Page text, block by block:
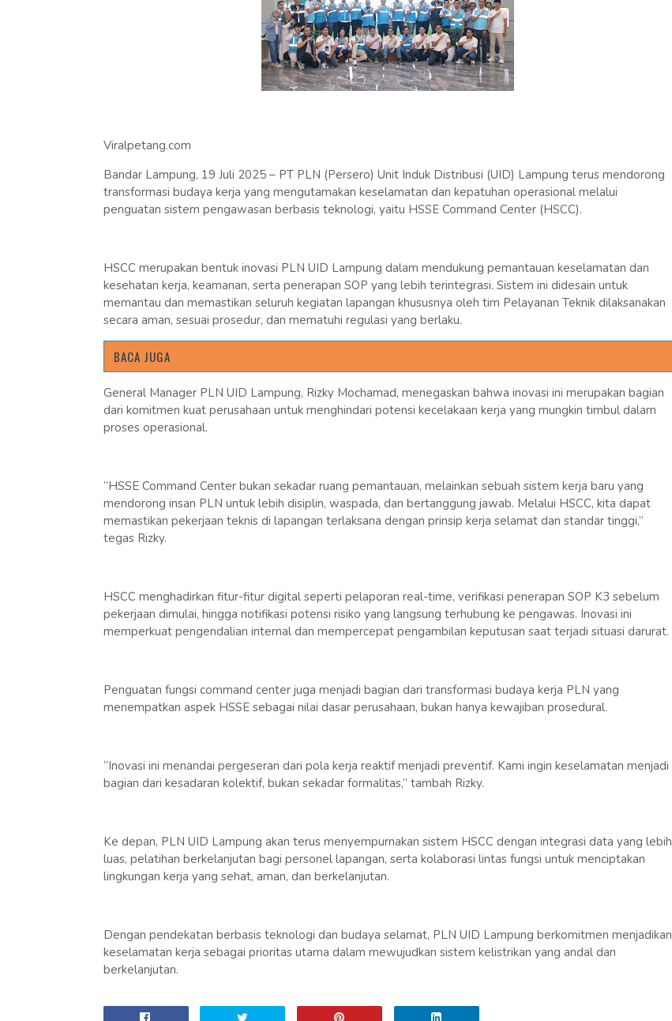
Viralpetang.com
Bandar Lampung, 19 Juli 2025 – PT PLN (Persero) Unit Induk Distribusi (UID) Lampung terus mendorong
transformasi budaya kerja yang mengutamakan keselamatan dan kepatuhan operasional melalui
penguatan sistem pengawasan berbasis teknologi, yaitu HSSE Command Center (HSCC).
HSCC merupakan bentuk inovasi PLN UID Lampung dalam mendukung pemantauan keselamatan dan
kesehatan kerja, keamanan, serta penerapan SOP yang lebih terintegrasi. Sistem ini didesain untuk
memantau dan memastikan seluruh kegiatan lapangan khususnya oleh tim Pelayanan Teknik dilaksanakan
secara aman, sesuai prosedur, dan mematuhi regulasi yang berlaku.
BACA JUGA
General Manager PLN UID Lampung, Rizky Mochamad, menegaskan bahwa inovasi ini merupakan bagian
dari komitmen kuat perusahaan untuk menghindari potensi kecelakaan kerja yang mungkin timbul dalam
proses operasional.
“HSSE Command Center bukan sekadar ruang pemantauan, melainkan sebuah sistem kerja baru yang
mendorong insan PLN untuk lebih disiplin, waspada, dan bertanggung jawab. Melalui HSCC, kita dapat
memastikan pekerjaan teknis di lapangan terlaksana dengan prinsip kerja selamat dan standar tinggi,”
tegas Rizky.
HSCC menghadirkan fitur-fitur digital seperti pelaporan real-time, verifikasi penerapan SOP K3 sebelum
pekerjaan dimulai, hingga notifikasi potensi risiko yang langsung terhubung ke pengawas. Inovasi ini
memperkuat pengendalian internal dan mempercepat pengambilan keputusan saat terjadi situasi darurat.
Penguatan fungsi command center juga menjadi bagian dari transformasi budaya kerja PLN yang
menempatkan aspek HSSE sebagai nilai dasar perusahaan, bukan hanya kewajiban prosedural.
“Inovasi ini menandai pergeseran dari pola kerja reaktif menjadi preventif. Kami ingin keselamatan menjadi
bagian dari kesadaran kolektif, bukan sekadar formalitas,” tambah Rizky.
Ke depan, PLN UID Lampung akan terus menyempurnakan sistem HSCC dengan integrasi data yang lebih
luas, pelatihan berkelanjutan bagi personel lapangan, serta kolaborasi lintas fungsi untuk menciptakan
lingkungan kerja yang sehat, aman, dan berkelanjutan.
Dengan pendekatan berbasis teknologi dan budaya selamat, PLN UID Lampung berkomitmen menjadikan
keselamatan kerja sebagai prioritas utama dalam mewujudkan sistem kelistrikan yang andal dan
berkelanjutan.